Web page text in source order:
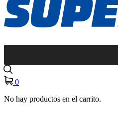
0
No hay productos en el carrito.